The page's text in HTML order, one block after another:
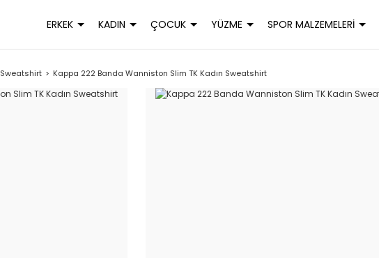
ERKEK KADIN ÇOCUK YÜZME SPOR MALZEMELERİ
Sweatshirt Kappa 222 Banda Wanniston Slim TK Kadın Sweatshirt